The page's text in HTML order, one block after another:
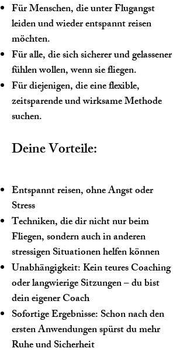
Für Menschen, die unter Flugangst
leiden und wieder entspannt reisen
möchten.
Für alle, die sich sicherer und gelassener
fühlen wollen, wenn sie fliegen.
Für diejenigen, die eine flexible,
zeitsparende und wirksame Methode
suchen.
Deine Vorteile:
Entspannt reisen, ohne Angst oder
Stress
Techniken, die dir nicht nur beim
Fliegen, sondern auch in anderen
stressigen Situationen helfen können
Unabhängigkeit: Kein teures Coaching
oder langwierige Sitzungen – du bist
dein eigener Coach
Sofortige Ergebnisse: Schon nach den
ersten Anwendungen spürst du mehr
Ruhe und Sicherheit